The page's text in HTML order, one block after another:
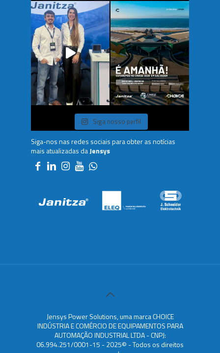
Siga nosso perfil
Siga-nos nas redes sociais para obter as notícias
mais atualizadas daJensys
Jensys Power Solutions, uma marca CHOICE
INDÚSTRIA E COMÉRCIO DE EQUIPAMENTOS PARA
AUTOMAÇÃO INDUSTRIAL LTDA - CNPJ:
06.994.251/0001-15 - 2025© - Todos os direitos